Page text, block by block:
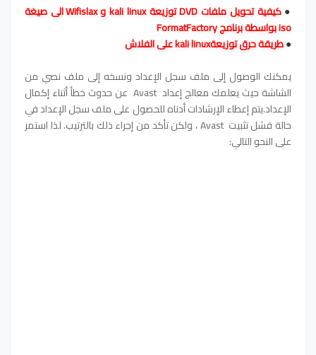
●
كيفية تحويل ملفات DVD توزيعة kali linux و Wifislax الى صيغة
iso بواسطة برنامج FormatFactory
●طريقة حرق توزيعةkali linux على الفلاش
يمكنك الوصول إلى ملف سجل الإعداد ونسخه إلى ملف نصي من
الشاشة حيث يعلمك معالج إعداد Avast عن حدوث خطأ أثناء إكمال
الإعداد.يتم إعطاء الإرشادات أدناه للحصول على ملف سجل الإعداد في
حالة فشل تثبيت Avast ، ولكن تأكد من إجراء ذلك بالترتيب. لذا استمر
على النحو التالي: